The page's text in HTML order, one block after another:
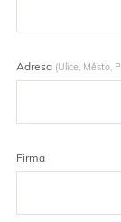
Adresa (Ulice, Město,
Firma